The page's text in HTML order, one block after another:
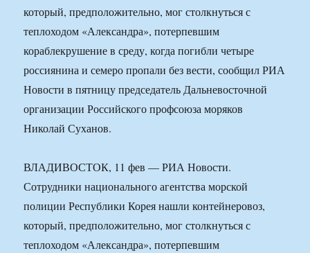
который, предположительно, мог столкнуться с
теплоходом «Александра», потерпевшим
кораблекрушение в среду, когда погибли четыре
россиянина и семеро пропали без вести, сообщил РИА
Новости в пятницу председатель Дальневосточной
организации Российского профсоюза моряков
Николай Суханов.
ВЛАДИВОСТОК, 11 фев — РИА Новости.
Сотрудники национального агентства морской
полиции Республики Корея нашли контейнеровоз,
который, предположительно, мог столкнуться с
теплоходом «Александра», потерпевшим